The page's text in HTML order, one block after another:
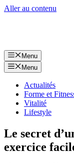
Aller au contenu
Menu
Menu
Actualités
Forme et
Vitalité
Lifestyle
Le secret
exercice